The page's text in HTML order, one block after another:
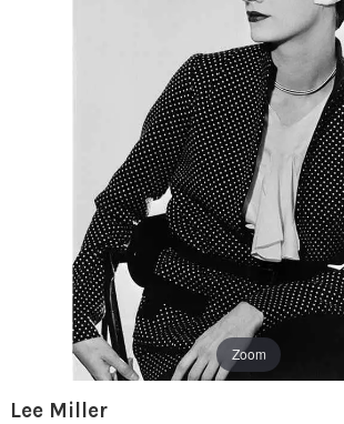
Zoom
Lee Miller